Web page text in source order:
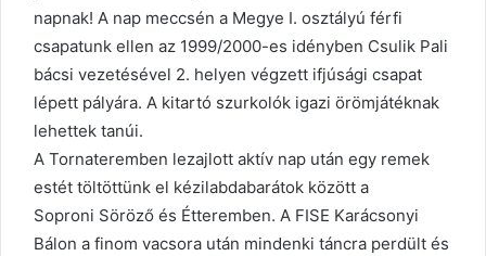
napnak! A nap meccsén a Megye I. osztályú férfi
csapatunk ellen az 1999/2000-es idényben Csulik Pali
bácsi vezetésével 2. helyen végzett ifjúsági csapat
lépett pályára. A kitartó szurkolók igazi örömjátéknak
lehettek tanúi.
A Tornateremben lezajlott aktív nap után egy remek
estét töltöttünk el kézilabdabarátok között a
Soproni Söröző és Étteremben. A FISE Karácsonyi
Bálon a finom vacsora után mindenki táncra perdült és